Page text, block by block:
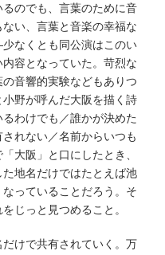
のでも、言葉のために音
い、言葉と音楽の幸福な
なくとも同公演はこのい
容となっていた。苛烈な
音響的実験などもありつ
野が呼んだ大阪を描く詩
わけでも／誰かが決めた
れない／名前からいつも
大阪」と口にしたとき、
た地名だけではたとえば池
っていることだろう。そ
じっと見つめること。
けで共有されていく。万